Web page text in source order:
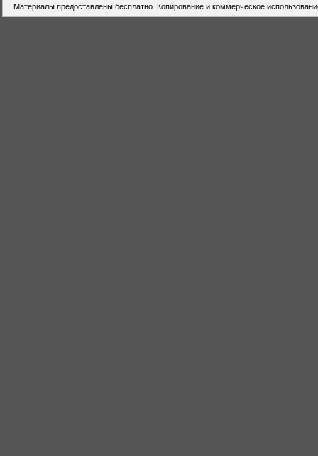
Материалы предоставлены бесплатно. Копирование и коммерческое